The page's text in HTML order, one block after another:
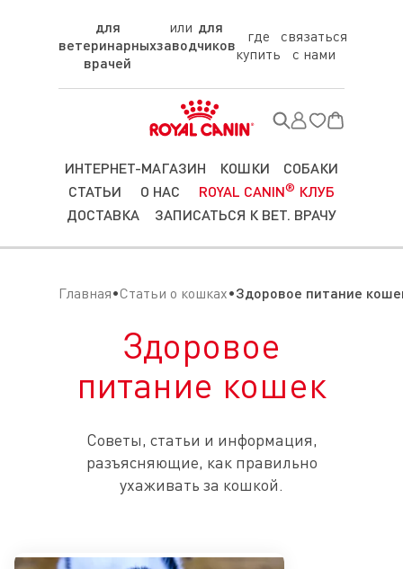
для
ветеринарных
врачей
для
заводчиков
где
купить
связаться
с нами
ИНТЕРНЕТ-МАГАЗИН КОШКИ
СОБАКИ
СТАТЬИ
О НАС ROYAL CANIN® КЛУБ
ДОСТАВКА
ЗАПИСАТЬСЯ К ВЕТ. ВРАЧУ
Главная Статьи о кошках Здоровое питание
Здоровое
питание кошек
Советы, статьи и информация,
разъясняющие, как правильно
ухаживать за кошкой.